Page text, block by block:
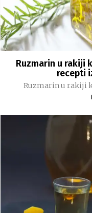
Ruzmarin u rakiji
recepti
Ruzmarin u rakiji